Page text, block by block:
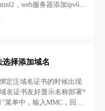
，web服务器添加ipv6监
择添加域名
定泛域名证书的时候出现
名证书友好显示名称部署*